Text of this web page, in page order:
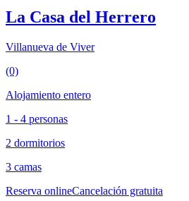
La Casa del Herrero
Villanueva de Viver
(0)
Alojamiento entero
1 - 4 personas
2 dormitorios
3 camas
Reserva onlineCancelación gratuita